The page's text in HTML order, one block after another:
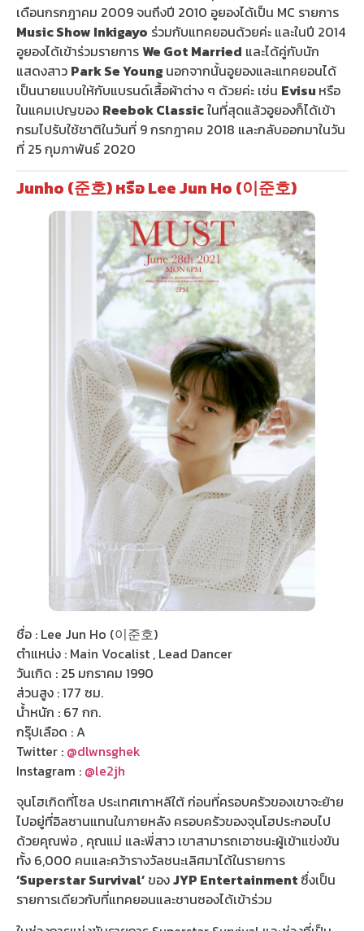
เดือนกรกฎาคม 2009 จนถึงปี 2010 อูยองได้เป็น MC รายการ
Music Show Inkigayo ร่วมกับแทคยอนด้วยค่ะ และในปี 2014
อูยองได้เข้าร่วมรายการWe Got Married และได้คู่กับนัก
แสดงสาว Park Se Young นอกจากนั้นอูยองและแทคยอนได้
เป็นนายแบบให้กับแบรนด์เสื้อผ้าต่าง ๆ ด้วยค่ะ เช่น Evisu หรือ
ในแคมเปญของ Reebok Classicในที่สุดแล้วอูยองก็ได้เข้า
กรมไปรับใช้ชาติในวันที่ 9 กรกฎาคม 2018 และกลับออกมาในวัน
ที่ 25 กุมภาพันธ์ 2020
Junho (준호) หรือ Lee Jun Ho (이준호)
ชื่อ : Lee Jun Ho (이준호)
ตำแหน่ง : Main Vocalist , Lead Dancer
วันเกิด : 25 มกราคม 1990
ส่วนสูง : 177 ซม.
น้ำหนัก : 67 กก.
กรุ๊ปเลือด : A
Twitter : @dlwnsghek
Instagram : @le2jh
จุนโฮเกิดที่โซล ประเทศเกาหลีใต้ ก่อนที่ครอบครัวของเขาจะย้าย
ไปอยู่ที่อิลซานแทนในภายหลัง ครอบครัวของจุนโฮประกอบไป
ด้วยคุณพ่อ , คุณแม่ และพี่สาว เขาสามารถเอาชนะผู้เข้าแข่งขัน
ทั้ง 6,000 คนและคว้ารางวัลชนะเลิศมาได้ในรายการ
‘Superstar Survival’ ของJYP Entertainment ซึ่งเป็น
รายการเดียวกับที่แทคยอนและชานซองได้เข้าร่วม